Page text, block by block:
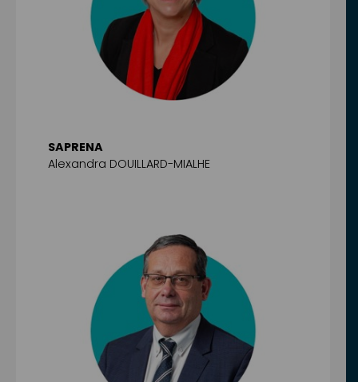
SAPRENA
Alexandra DOUILLARD-MIALHE